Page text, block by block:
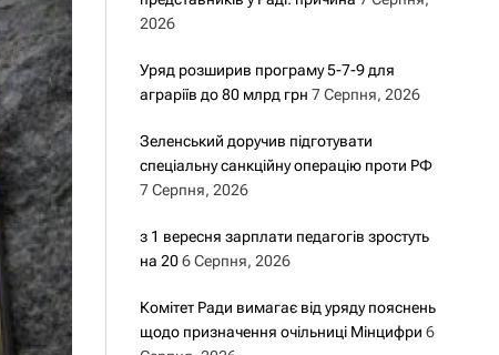
м
у
2026
Уряд розширив програму 5-7-9 для
аграріїв до 80 млрд грн 7 Серпня, 2026
Зеленський доручив підготувати
спеціальну санкційну операцію проти РФ
7 Серпня, 2026
з 1 вересня зарплати педагогів зростуть
на 20 6 Серпня, 2026
Комітет Ради вимагає від уряду пояснень
щодо призначення очільниці Мінцифри 6